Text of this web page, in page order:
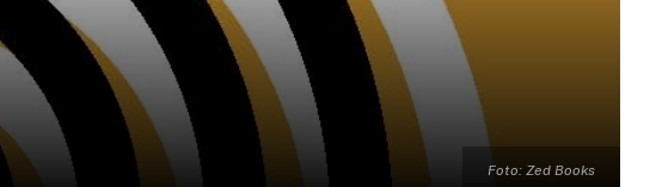
Foto: Zed Books